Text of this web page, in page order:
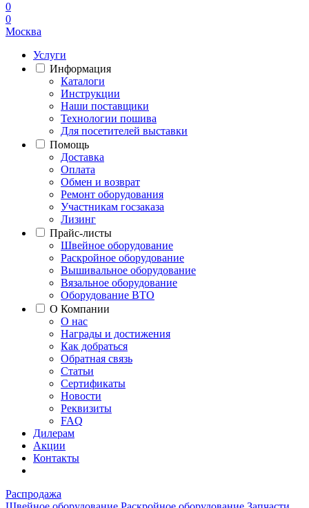
0
0
Москва
Услуги
Информация
Каталоги
Инструкции
Наши поставщики
Технологии пошива
Для посетителей выставки
Помощь
Доставка
Оплата
Обмен и возврат
Ремонт оборудования
Участникам госзаказа
Лизинг
Прайс-листы
Швейное оборудование
Раскройное оборудование
Вышивальное оборудование
Вязальное оборудование
Оборудование ВТО
О Компании
О нас
Награды и достижения
Как добраться
Обратная связь
Статьи
Сертификаты
Новости
Реквизиты
FAQ
Дилерам
Акции
Контакты
Распродажа